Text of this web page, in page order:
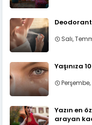
Salı,
Yaşınıza
Yazın en
arayan